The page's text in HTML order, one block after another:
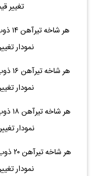
تغییر
نمودار
نمودار
نمودار
نمودار